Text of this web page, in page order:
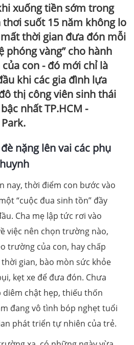
xuống tiền sớm trong
suốt 15 năm không lo
thời gian đưa đón mỗi
phóng vàng” cho hành
con - đó mới chỉ là
khi các gia đình lựa
thị công viên sinh thái
nhất TP.HCM -
nặng lên vai các phụ
huynh
nay, thời điểm con bước vào
“cuộc đua sinh tồn” đầy
Cha mẹ lập tức rơi vào
việc nên chọn trường nào,
trường của con, hay chấp
gian, bào mòn sức khỏe
kẹt xe để đưa đón. Chưa
diêm chật hẹp, thiếu thốn
đang vô tình bóp nghẹt tuổi
phát triển tự nhiên của trẻ.